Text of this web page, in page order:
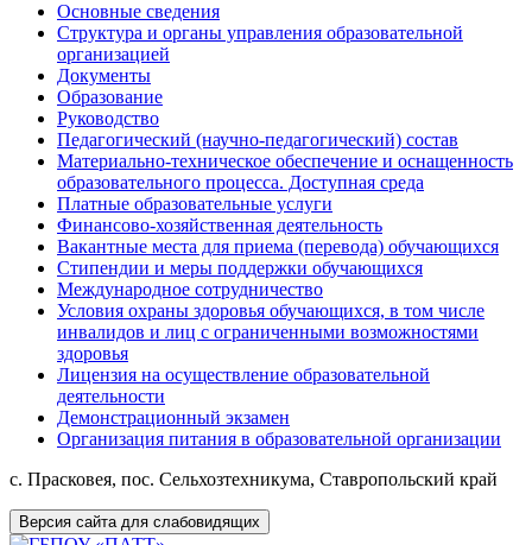
Основные сведения
Структура и органы управления образовательной
организацией
Документы
Образование
Руководство
Педагогический (научно-педагогический) состав
Материально-техническое обеспечение и оснащенность
образовательного процесса. Доступная среда
Платные образовательные услуги
Финансово-хозяйственная деятельность
Вакантные места для приема (перевода) обучающихся
Стипендии и меры поддержки обучающихся
Международное сотрудничество
Условия охраны здоровья обучающихся, в том числе
инвалидов и лиц с ограниченными возможностями
здоровья
Лицензия на осуществление образовательной
деятельности
Демонстрационный экзамен
Организация питания в образовательной организации
с. Прасковея, пос. Сельхозтехникума, Ставропольский край
Версия сайта для слабовидящих